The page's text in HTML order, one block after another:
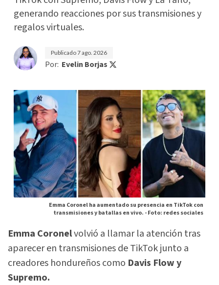
generando reacciones por sus transmisiones y
regalos virtuales.
Publicado7 ago. 2026
Por: Evelin Borjas
Emma Coronel ha aumentado su presencia en TikTok con
transmisiones y batallas en vivo. -Foto: redes sociales
Emma Coronelvolvió a llamar la atención tras
aparecer en transmisiones de TikTok junto a
creadores hondureños como Davis Flow y
Supremo.